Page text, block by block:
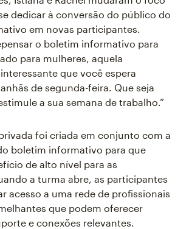
dedicar à conversão do público do
em novas participantes.
o boletim informativo para
para mulheres, aquela
que você espera
de segunda-feira. Que seja
a sua semana de trabalho.”
foi criada em conjunto com a
boletim informativo para que
de alto nível para as
a turma abre, as participantes
acesso a uma rede de profissionais
que podem oferecer
e conexões relevantes.